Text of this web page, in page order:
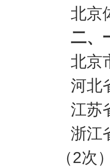
北京
二、
北京
河北
江苏
浙江
（2次